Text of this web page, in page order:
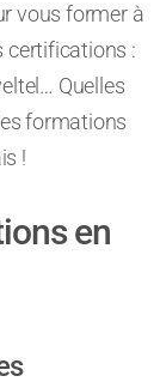
vous former à
certifications :
Quelles
formations
!
en